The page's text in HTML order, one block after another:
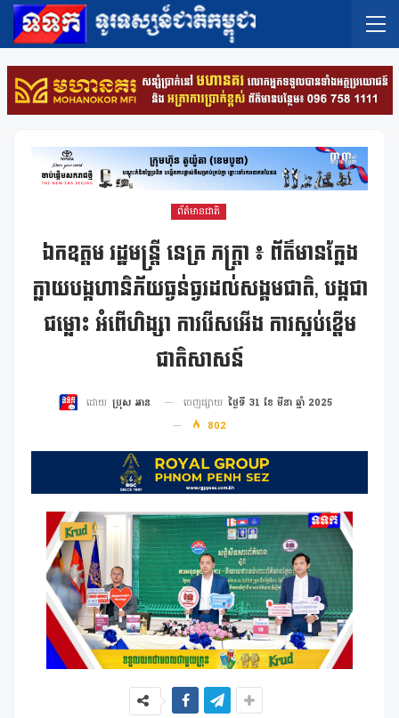
ព័ត៌មានជាតិ
ឯកឧត្តម រដ្ឋមន្ត្រី នេត្រ ភក្រ្តា ៖ ព័ត៌មានក្លែង
ក្លាយបង្កហានិភ័យធ្ងន់ធ្ងរដល់សង្គមជាតិ, បង្កជា
ជម្លោះ អំពើហិង្សា ការរើសអើង ការស្អប់ខ្ពើម
ជាតិសាសន៍
ដោយ ប្រុស អាន ចេញផ្សាយ ថ្ងៃទី 31 ខែ មីនា ឆ្នាំ 2025
802